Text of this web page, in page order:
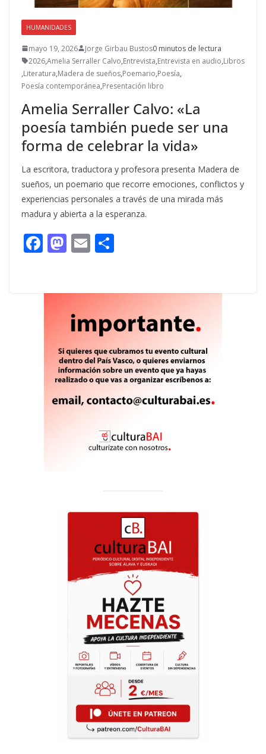
HUMANIDADES
mayo 19, 2026 Jorge Girbau Bustos0 minutos de lectura
2026,Amelia Serraller Calvo,Entrevista,Entrevista en audio,Libros
,Literatura,Madera de sueños,Poemario,Poesía,
Poesía contemporánea,Presentación libro
Amelia Serraller Calvo: «La
poesía también puede ser una
forma de celebrar la vida»
La escritora, traductora y profesora presenta Madera de
sueños, un poemario que recorre emociones, conflictos y
experiencias personales a través de una mirada más
madura y abierta a la esperanza.
F
b
M
d
o
n
E
l p
ar
ti
r